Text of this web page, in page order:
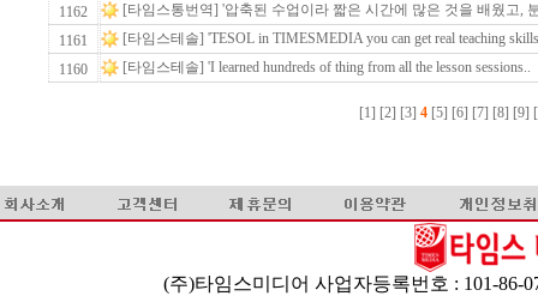
1162
[타임스통번역] '압축된 수업이라 짧은 시간에 많은 것을 배웠고,
1161
[타임스테솔] 'TESOL in TIMESMEDIA you can get real teaching
1160
[타임스테솔] 'I learned hundreds of thing from all the lesson sessions..
[1] [2] [3] 4 [5] [6] [7] [8] [9]
(주)타임스미디어 사업자등록번호 : 101-86-